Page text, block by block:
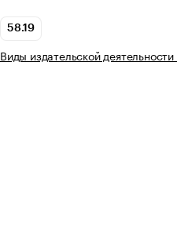
58.19
Виды издательской